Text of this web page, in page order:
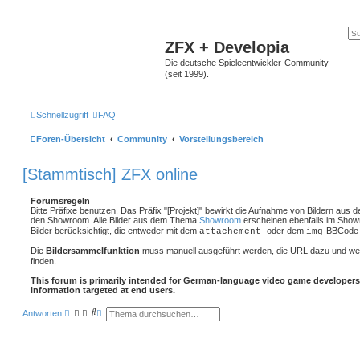
ZFX + Developia
Die deutsche Spieleentwickler-Community
(seit 1999).
Schnellzugriff FAQ
Foren-Übersicht Community Vorstellungsbereich
[Stammtisch] ZFX online
Forumsregeln
Bitte Präfixe benutzen. Das Präfix "[Projekt]" bewirkt die Aufnahme von Bildern aus
den Showroom. Alle Bilder aus dem Thema Showroom erscheinen ebenfalls im
Bilder berücksichtigt, die entweder mit dem attachement- oder dem img-
Die Bildersammelfunktion muss manuell ausgeführt werden, die URL dazu und
finden.
This forum is primarily intended for German-language video game
information targeted at end users.
Antworten
S E